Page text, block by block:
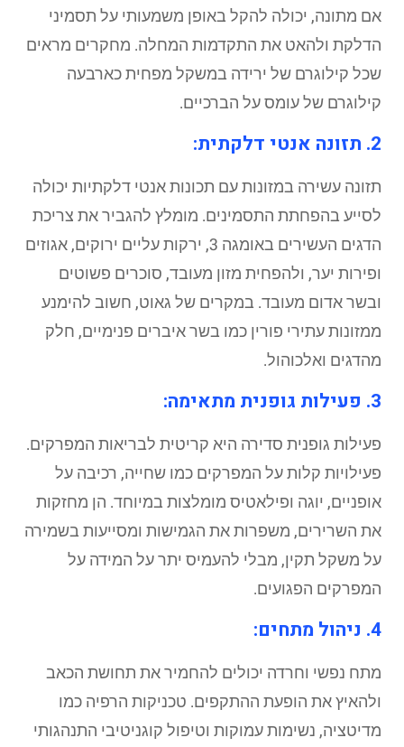
אם מתונה, יכולה להקל באופן משמעותי על תסמיני
הדלקת ולהאט את התקדמות המחלה. מחקרים מראים
שכל קילוגרם של ירידה במשקל מפחית כארבעה
קילוגרם של עומס על הברכיים.
2. תזונה אנטי דלקתית:
תזונה עשירה במזונות עם תכונות אנטי דלקתיות יכולה
לסייע בהפחתת התסמינים. מומלץ להגביר את צריכת
הדגים העשירים באומגה 3, ירקות עליים ירוקים, אגוזים
ופירות יער, ולהפחית מזון מעובד, סוכרים פשוטים
ובשר אדום מעובד. במקרים של גאוט, חשוב להימנע
ממזונות עתירי פורין כמו בשר איברים פנימיים, חלק
מהדגים ואלכוהול.
3. פעילות גופנית מתאימה:
פעילות גופנית סדירה היא קריטית לבריאות המפרקים.
פעילויות קלות על המפרקים כמו שחייה, רכיבה על
אופניים, יוגה ופילאטיס מומלצות במיוחד. הן מחזקות
את השרירים, משפרות את הגמישות ומסייעות בשמירה
על משקל תקין, מבלי להעמיס יתר על המידה על
המפרקים הפגועים.
4. ניהול מתחים:
מתח נפשי וחרדה יכולים להחמיר את תחושת הכאב
ולהאיץ את הופעת ההתקפים. טכניקות הרפיה כמו
מדיטציה, נשימות עמוקות וטיפול קוגניטיבי התנהגותי